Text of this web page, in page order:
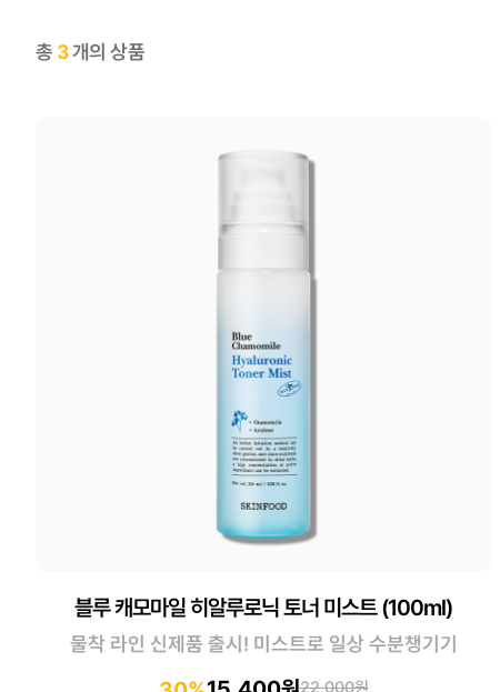
총 3개의 상품
블루 캐모마일 히알루로닉 토너 미스트 (100ml)
물착 라인 신제품 출시! 미스트로 일상 수분챙기기
22,000원